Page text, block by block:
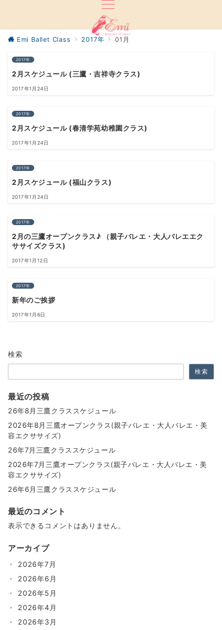
Emi Ballet Class 2017年 01月
2017年
2月スケジュール (三鷹・吉祥寺クラス)
2017年1月24日
2017年
2月スケジュール (春清学苑幼稚園クラス)
2017年1月24日
2017年
2月スケジュール (福山クラス)
2017年1月24日
2017年
2月の三鷹オープンクラス♪ （親子バレエ・大人バレエエク
ササイズクラス)
2017年1月12日
2017年
新年のご挨拶
2017年1月6日
検索
検索
最近の投稿
26年8月三鷹クラススケジュール
2026年8月三鷹オープンクラス(親子バレエ・大人バレエ・美
容エクササイズ)
26年7月三鷹クラススケジュール
2026年7月三鷹オープンクラス(親子バレエ・大人バレエ・美
容エクササイズ)
26年6月三鷹クラススケジュール
最近のコメント
表示できるコメントはありません。
アーカイブ
2026年7月
2026年6月
2026年5月
2026年4月
2026年3月